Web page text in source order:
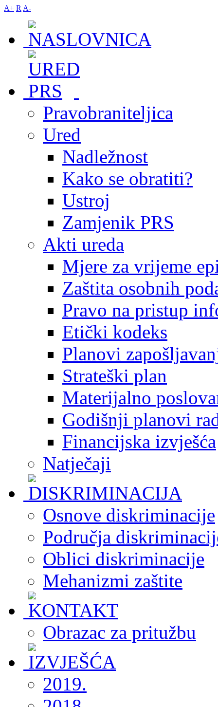
A+ R A-
Pravobraniteljica
Ured
Nadležnost
Kako se obratiti?
Ustroj
Zamjenik PRS
Akti ureda
Mjere za vrijeme
Zaštita osobnih
Pravo na pristup
Etički kodeks
Planovi
Strateški plan
Materijalno
Godišnji planovi
Financijska izvješća
Natječaji
Osnove diskriminacije
Područja
Oblici diskriminacije
Mehanizmi zaštite
Obrazac za pritužbu
2019.